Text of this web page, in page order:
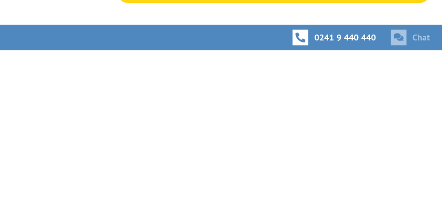
0241 9 440 440 Chat